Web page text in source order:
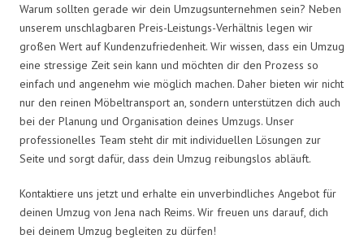
Warum sollten gerade wir dein Umzugsunternehmen sein? Neben
unserem unschlagbaren Preis-Leistungs-Verhältnis legen wir
großen Wert auf Kundenzufriedenheit. Wir wissen, dass ein Umzug
eine stressige Zeit sein kann und möchten dir den Prozess so
einfach und angenehm wie möglich machen. Daher bieten wir nicht
nur den reinen Möbeltransport an, sondern unterstützen dich auch
bei der Planung und Organisation deines Umzugs. Unser
professionelles Team steht dir mit individuellen Lösungen zur
Seite und sorgt dafür, dass dein Umzug reibungslos abläuft.
Kontaktiere uns jetzt und erhalte ein unverbindliches Angebot für
deinen Umzug von Jena nach Reims. Wir freuen uns darauf, dich
bei deinem Umzug begleiten zu dürfen!